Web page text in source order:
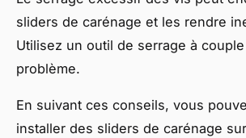
sliders de carénage et les rendre
Utilisez un outil de serrage à
problème.
En suivant ces conseils, vous
installer des sliders de carénage